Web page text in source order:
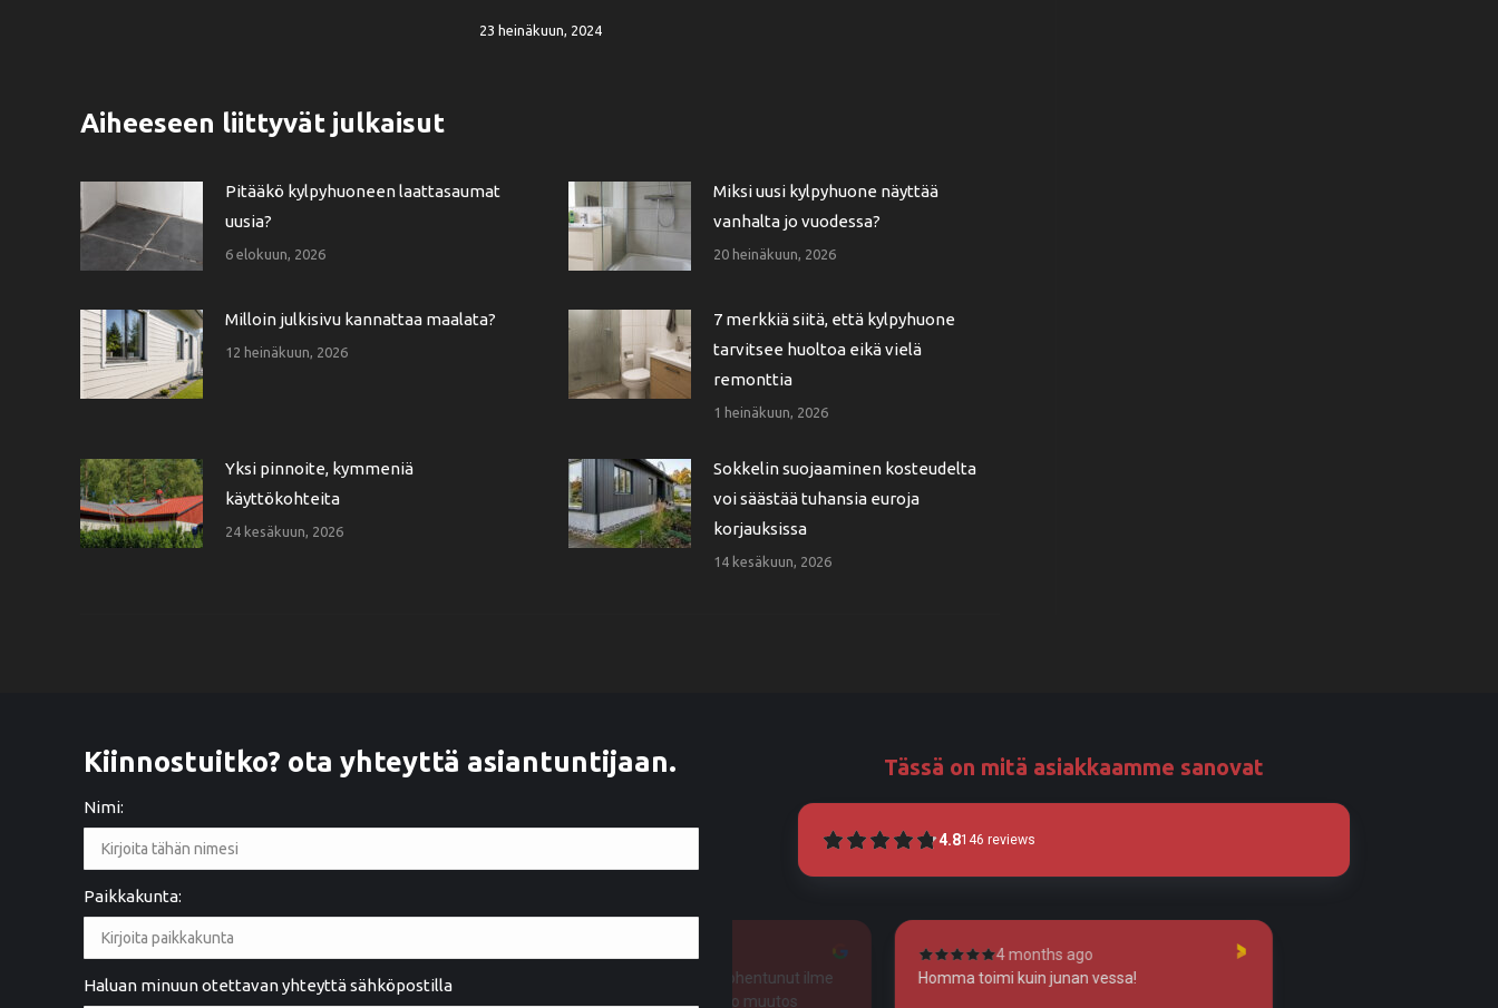
23 heinäkuun, 2024
Aiheeseen liittyvät julkaisut
Pitääkö kylpyhuoneen laattasaumat
uusia?
6 elokuun, 2026
Miksi uusi kylpyhuone näyttää
vanhalta jo vuodessa?
20 heinäkuun, 2026
Milloin julkisivu kannattaa maalata?
12 heinäkuun, 2026
7 merkkiä siitä, että kylpyhuone
tarvitsee huoltoa eikä vielä
remonttia
1 heinäkuun, 2026
Yksi pinnoite, kymmeniä
käyttökohteita
24 kesäkuun, 2026
Sokkelin suojaaminen kosteudelta
voi säästää tuhansia euroja
korjauksissa
14 kesäkuun, 2026
Kiinnostuitko? ota yhteyttä asiantuntijaan.
Nimi:
Paikkakunta:
Haluan minuun otettavan yhteyttä sähköpostilla
Tässä on mitä asiakkaamme sanovat
4.8146 reviews
2 years ago
Ystävällinen palvelu. Hyvä työnlaatu
3 months ago
Kylpyhuoneen huomattavan kohentunut ilme
ilahduttaa yhä päivittäin, niin iso muutos
4 months ago
Homma toimi kuin junan vessa!